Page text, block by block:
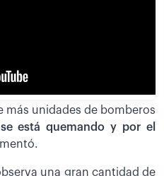
más unidades de bomberos
está quemando y por el
una gran cantidad de